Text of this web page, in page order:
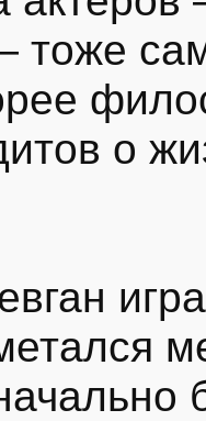
тоже
о